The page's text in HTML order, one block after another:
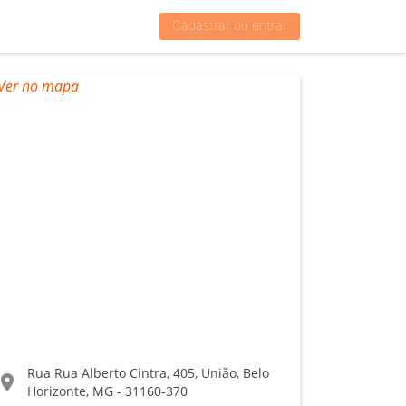
Cadastrar ou entrar
location_on
Rua Rua Alberto Cintra, 405, União, Belo
Horizonte, MG - 31160-370